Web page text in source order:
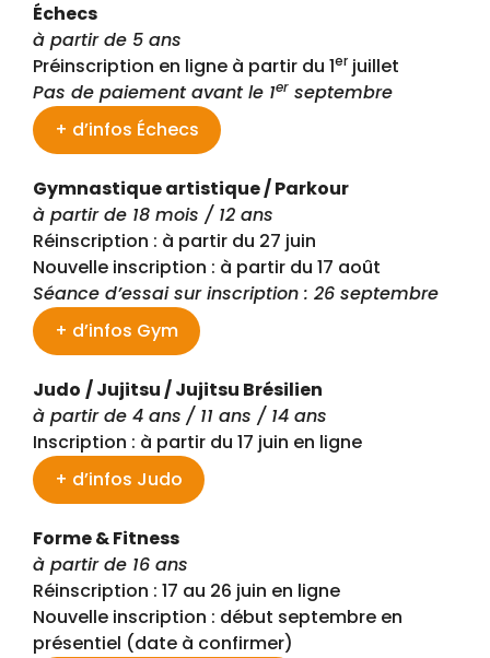
Échecs
à partir de 5 ans
Préinscription en ligne à partir du 1er juillet
Pas de paiement avant le 1er septembre
+ d’infos Échecs
Gymnastique artistique / Parkour
à partir de 18 mois / 12 ans
Réinscription : à partir du 27 juin
Nouvelle inscription : à partir du 17 août
Séance d’essai sur inscription : 26 septembre
+ d’infos Gym
Judo / Jujitsu / Jujitsu Brésilien
à partir de 4 ans / 11 ans / 14 ans
Inscription : à partir du 17 juin en ligne
+ d’infos Judo
Forme & Fitness
à partir de 16 ans
Réinscription : 17 au 26 juin en ligne
Nouvelle inscription : début septembre en
présentiel (date à confirmer)